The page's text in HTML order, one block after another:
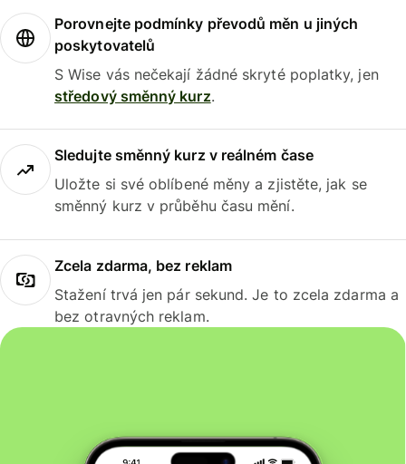
Porovnejte podmínky převodů měn u jiných
poskytovatelů
S Wise vás nečekají žádné skryté poplatky, jen
středový směnný kurz.
Sledujte směnný kurz v reálném čase
Uložte si své oblíbené měny a zjistěte, jak se
směnný kurz v průběhu času mění.
Zcela zdarma, bez reklam
Stažení trvá jen pár sekund. Je to zcela zdarma a
bez otravných reklam.